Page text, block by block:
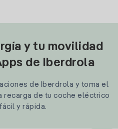
y tu movilidad
de Iberdrola
de Iberdrola y toma el
recarga de tu coche eléctrico
y rápida.